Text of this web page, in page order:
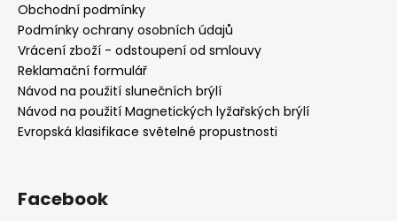
Obchodní podmínky
Podmínky ochrany osobních údajů
Vrácení zboží - odstoupení od smlouvy
Reklamační formulář
Návod na použití slunečních brýlí
Návod na použití Magnetických lyžařských brýlí
Evropská klasifikace světelné propustnosti
Facebook